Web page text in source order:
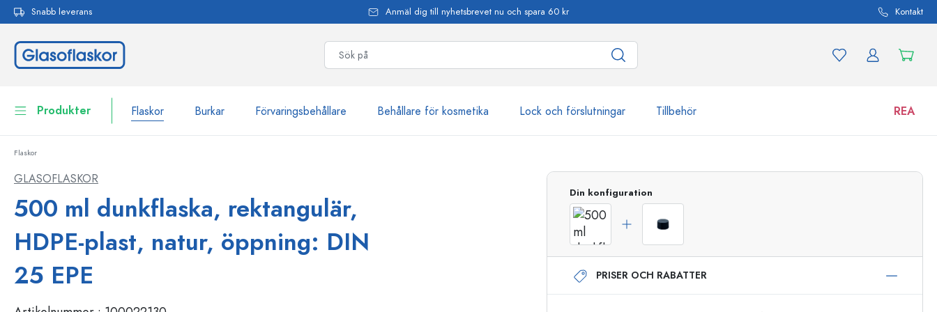
Hoppa till huvudnavigering
Snabb leverans Anmäl dig till nyhetsbrevet nu och spara 60 kr Kontakt
Produkter Flaskor Burkar Förvaringsbehållare Behållare för kosmetika Lock och förslutningar Tillbehör REA
Burkar
Porslin
Flaskor efter märke
WECK-flaskor
Airless dispenser
Roll on-flaskor
Burkar
Flaskor
GLASOFLASKOR
500 ml dunkflaska, rektangulär,
HDPE-plast, natur, öppning: DIN
25 EPE
Din konfiguration
PRISER OCH RABATTER